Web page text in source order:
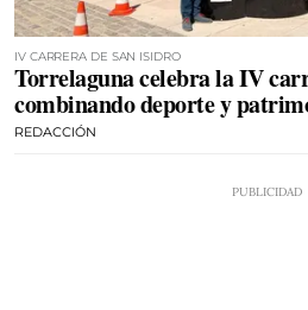
IV CARRERA DE SAN ISIDRO
Torrelaguna celebra la IV
combinando deporte y
REDACCIÓN